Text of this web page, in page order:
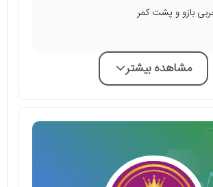
بازو و پشت کمر
مشاهده بیشتر